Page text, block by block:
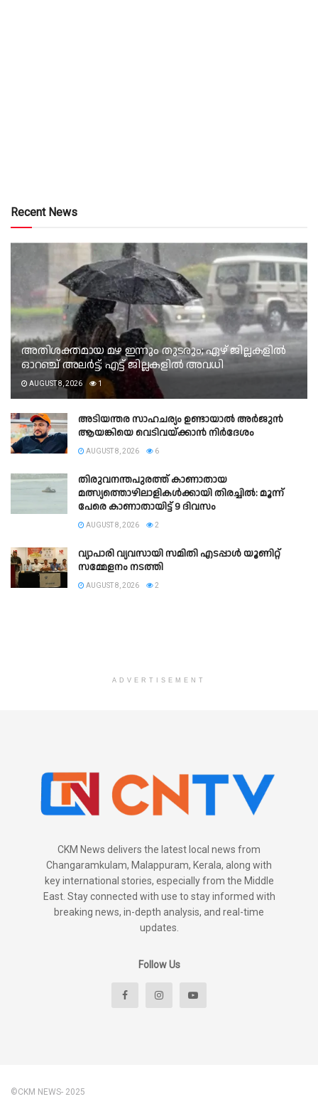
Recent News
അതിശക്തമായ മഴ ഇന്നും തുടരും; ഏഴ് ജില്ലകളിൽ
ഓറഞ്ച് അലർട്ട്; എട്ട് ജില്ലകളിൽ അവധി
AUGUST 8, 2026 1
അടിയന്തര സാഹചര്യം ഉണ്ടായാല്‍ അര്‍ജുന്‍
ആയങ്കിയെ വെടിവയ്ക്കാന്‍ നിര്‍ദേശം
AUGUST 8, 2026 6
തിരുവനന്തപുരത്ത് കാണാതായ
മത്സ്യത്തൊഴിലാളികൾക്കായി തിരച്ചിൽ: മൂന്ന്
പേരെ കാണാതായിട്ട് 9 ദിവസം
AUGUST 8, 2026 2
വ്യാപാരി വ്യവസായി സമിതി എടപ്പാൾ യൂണിറ്റ്
സമ്മേളനം നടത്തി
AUGUST 8, 2026 2
ADVERTISEMENT
CKM News delivers the latest local news from
Changaramkulam, Malappuram, Kerala, along with
key international stories, especially from the Middle
East. Stay connected with use to stay informed with
breaking news, in-depth analysis, and real-time
updates.
Follow Us
©CKM NEWS- 2025